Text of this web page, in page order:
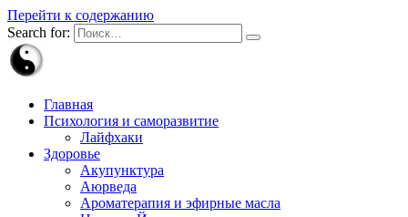
Перейти к содержанию
Search for:
Главная
Психология и саморазвитие
Лайфхаки
Здоровье
Акупунктура
Аюрведа
Ароматерапия и эфирные масла